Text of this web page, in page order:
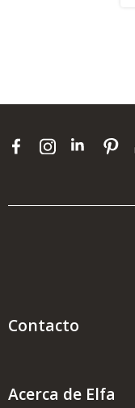
Contacto
Acerca de Elfa